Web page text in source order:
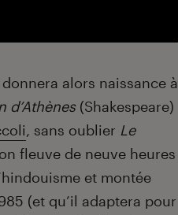
alors naissance à
d’Athènes(Shakespeare)
, sans oublier Le
fleuve de neuve heures
et montée
(et qu’il adaptera pour